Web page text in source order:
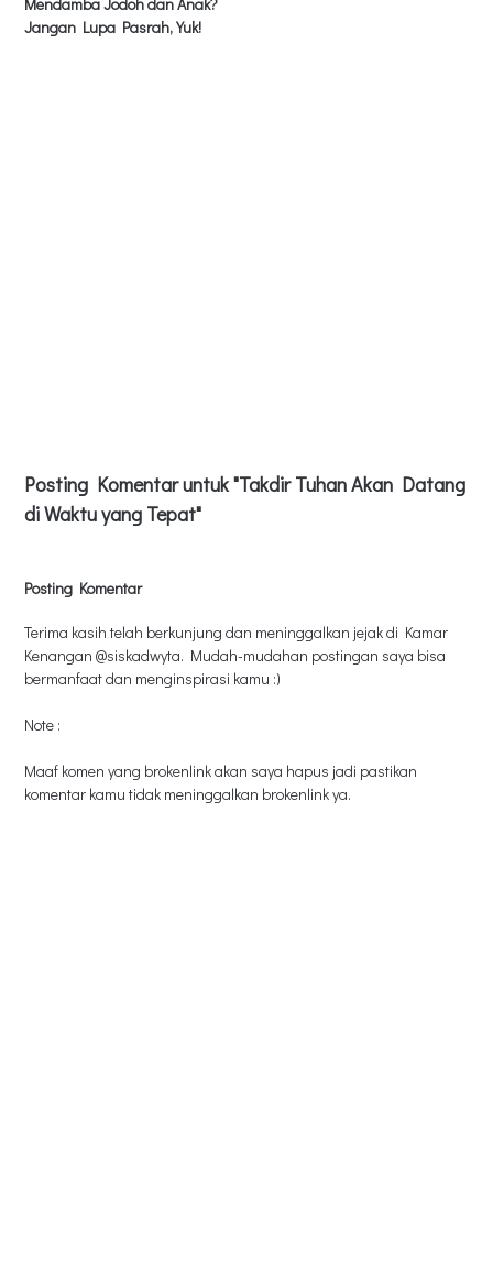
Jangan Lupa Pasrah, Yuk!
Posting Komentar untuk "Takdir Tuhan Akan Datang
di Waktu yang Tepat"
Posting Komentar
Terima kasih telah berkunjung dan meninggalkan jejak di Kamar
Kenangan @siskadwyta. Mudah-mudahan postingan saya bisa
bermanfaat dan menginspirasi kamu :)
Note :
Maaf komen yang brokenlink akan saya hapus jadi pastikan
komentar kamu tidak meninggalkan brokenlink ya.